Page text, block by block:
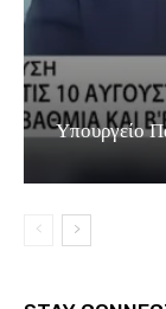
Υπουργείο